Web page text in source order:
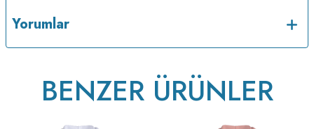
Yorumlar
BENZER ÜRÜNLER